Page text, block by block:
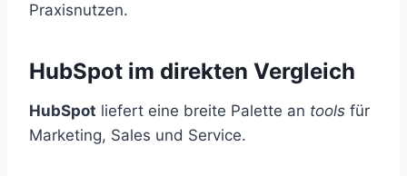
Praxisnutzen.
HubSpot im direkten Vergleich
HubSpot liefert eine breite Palette an tools für
Marketing, Sales und Service.